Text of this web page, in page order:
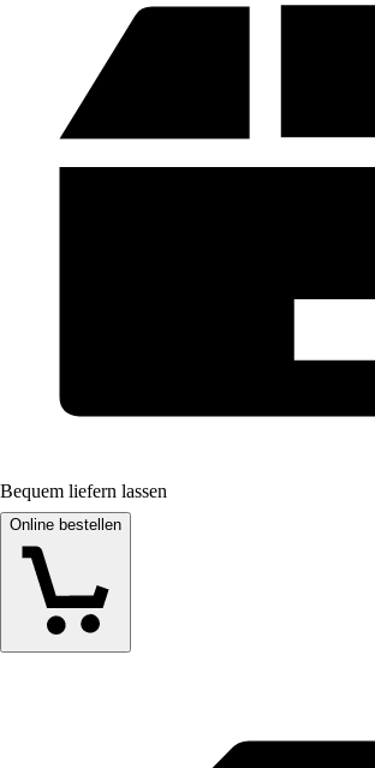
Bequem liefern lassen
Online bestellen